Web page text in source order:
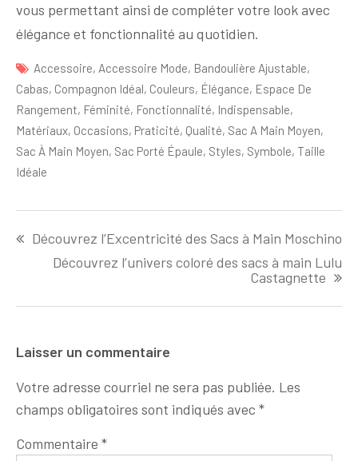
vous permettant ainsi de compléter votre look avec
élégance et fonctionnalité au quotidien.
Accessoire, Accessoire Mode, Bandoulière Ajustable,
Cabas, Compagnon Idéal, Couleurs, Élégance, Espace De
Rangement, Féminité, Fonctionnalité, Indispensable,
Matériaux, Occasions, Praticité, Qualité, Sac A Main Moyen,
Sac À Main Moyen, Sac Porté Épaule, Styles, Symbole, Taille
Idéale
de
l'article
Découvrez l’Excentricité des Sacs à Main Moschino
Découvrez l’univers coloré des sacs à main Lulu
Castagnette
Laisser un commentaire
Votre adresse courriel ne sera pas publiée. Les
champs obligatoires sont indiqués avec *
Commentaire *